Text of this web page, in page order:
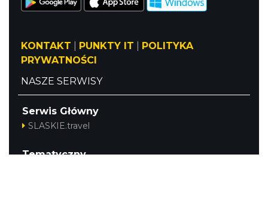
KONTAKT PUNKTY IT
POLITYKA
PRYWATNOŚCI
NASZE SERWISY
Serwis Główny
SLASKIE.travel
Tematyczny